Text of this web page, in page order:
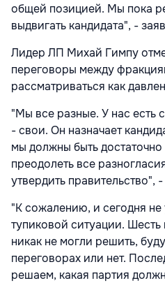
общей позицией. Мы пока
выдвигать кандидата", -
Лидер ЛП Михай Гимпу
переговоры между
рассматриваться как
"Мы все разные. У нас есть
- свои. Он назначает
мы должны быть
преодолеть все
утвердить правительство",
"К сожалению, и сегодня не
тупиковой ситуации.
никак не могли решить,
переговорах или нет.
решаем, какая партия